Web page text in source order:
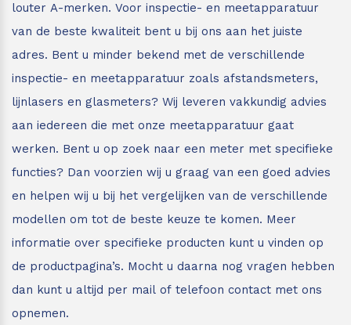
louter A-merken. Voor inspectie- en meetapparatuur
van de beste kwaliteit bent u bij ons aan het juiste
adres. Bent u minder bekend met de verschillende
inspectie- en meetapparatuur zoals afstandsmeters,
lijnlasers en glasmeters? Wij leveren vakkundig advies
aan iedereen die met onze meetapparatuur gaat
werken. Bent u op zoek naar een meter met specifieke
functies? Dan voorzien wij u graag van een goed advies
en helpen wij u bij het vergelijken van de verschillende
modellen om tot de beste keuze te komen. Meer
informatie over specifieke producten kunt u vinden op
de productpagina’s. Mocht u daarna nog vragen hebben
dan kunt u altijd per mail of telefoon contact met ons
opnemen.